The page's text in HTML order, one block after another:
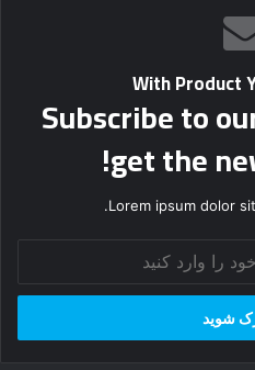
With Product
Subscribe to
get the
Lorem ipsum dolor